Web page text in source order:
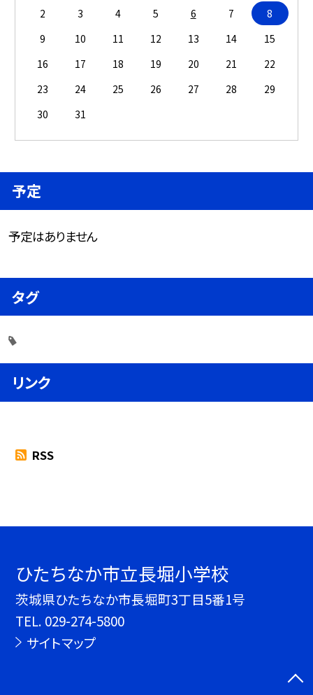
2
3 4 5 6 7
8
9
10 11 12 13 14
15
16
17 18 19 20 21
22
23
24 25 26 27 28
29
30
31
予定
予定はありません
タグ
リンク
RSS
ひたちなか市立長堀小学校
茨城県ひたちなか市長堀町3丁目5番1号
TEL. 029-274-5800
サイトマップ